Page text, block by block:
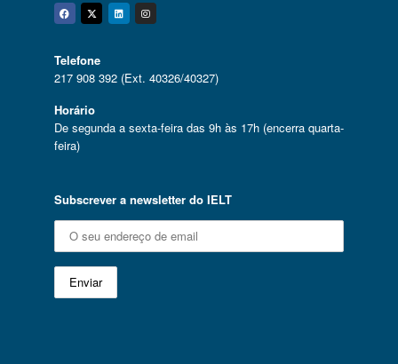
Facebook
Twitter
Linkedin
Instagram
Telefone
217 908 392 (Ext. 40326/40327)
Horário
De segunda a sexta-feira das 9h às 17h (encerra quarta-
feira)
Subscrever a newsletter do IELT